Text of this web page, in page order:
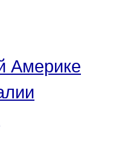
Америке